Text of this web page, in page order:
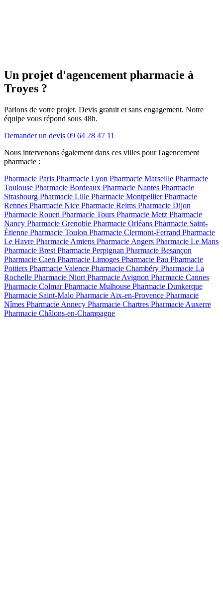
Un projet d'agencement pharmacie à
Troyes ?
Parlons de votre projet. Devis gratuit et sans engagement. Notre
équipe vous répond sous 48h.
Demander un devis 09 64 28 47 11
Nous intervenons également dans ces villes pour l'agencement
pharmacie :
Pharmacie Paris Pharmacie Lyon Pharmacie Marseille Pharmacie
Toulouse Pharmacie Bordeaux Pharmacie Nantes Pharmacie
Strasbourg Pharmacie Lille Pharmacie MontpellierPharmacie
Rennes Pharmacie Nice Pharmacie Reims Pharmacie Dijon
Pharmacie Rouen Pharmacie Tours Pharmacie Metz Pharmacie
Nancy Pharmacie Grenoble Pharmacie Orléans Pharmacie Saint-
Étienne Pharmacie Toulon Pharmacie Clermont-Ferrand Pharmacie
Le Havre Pharmacie Amiens Pharmacie Angers Pharmacie Le Mans
Pharmacie Brest Pharmacie Perpignan Pharmacie Besançon
Pharmacie Caen Pharmacie Limoges Pharmacie Pau Pharmacie
Poitiers Pharmacie Valence Pharmacie Chambéry Pharmacie La
Rochelle Pharmacie Niort Pharmacie Avignon Pharmacie Cannes
Pharmacie ColmarPharmacie Mulhouse Pharmacie Dunkerque
Pharmacie Saint-Malo Pharmacie Aix-en-Provence Pharmacie
Nîmes Pharmacie Annecy Pharmacie Chartres Pharmacie Auxerre
Pharmacie Châlons-en-Champagne